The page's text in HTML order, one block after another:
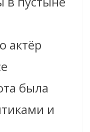
актёр
была
и